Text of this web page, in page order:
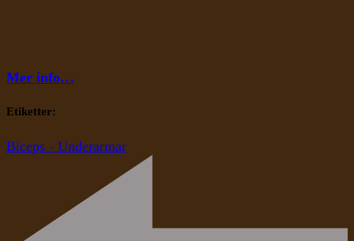
Mer info…
Etiketter:
Biceps - Underarmar
Inläggsnavigering